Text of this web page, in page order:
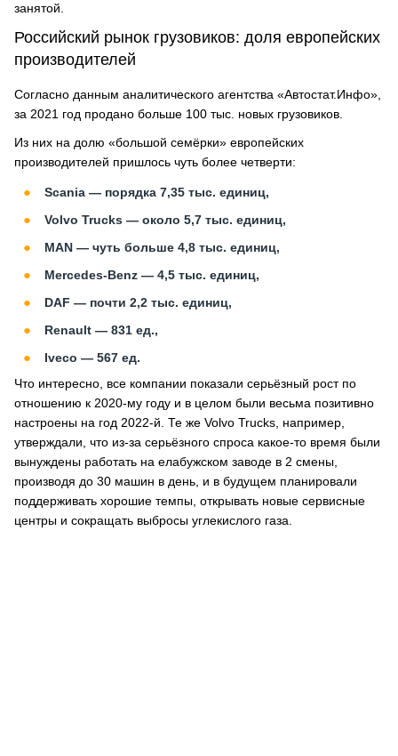
занятой.
Российский рынок грузовиков: доля европейских
производителей
Согласно данным аналитического агентства «Автостат.Инфо»,
за 2021 год продано больше 100 тыс. новых грузовиков.
Из них на долю «большой семёрки» европейских
производителей пришлось чуть более четверти:
Scania — порядка 7,35 тыс. единиц,
Volvo Trucks — около 5,7 тыс. единиц,
MAN — чуть больше 4,8 тыс. единиц,
Mercedes-Benz — 4,5 тыс. единиц,
DAF — почти 2,2 тыс. единиц,
Renault — 831 ед.,
Iveco — 567 ед.
Что интересно, все компании показали серьёзный рост по
отношению к 2020-му году и в целом были весьма позитивно
настроены на год 2022-й. Те же Volvo Trucks, например,
утверждали, что из-за серьёзного спроса какое-то время были
вынуждены работать на елабужском заводе в 2 смены,
производя до 30 машин в день, и в будущем планировали
поддерживать хорошие темпы, открывать новые сервисные
центры и сокращать выбросы углекислого газа.